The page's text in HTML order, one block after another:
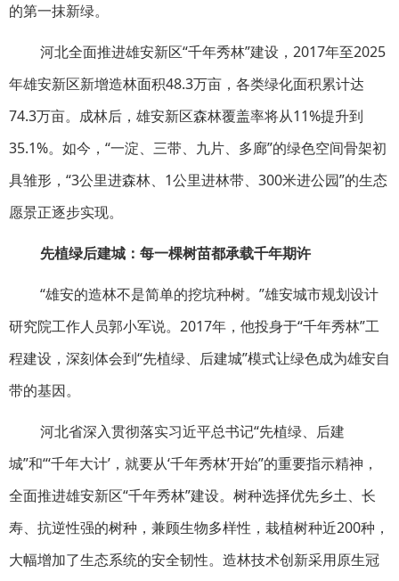
的第一抹新绿。
河北全面推进雄安新区“千年秀林”建设，2017年至2025
年雄安新区新增造林面积48.3万亩，各类绿化面积累计达
74.3万亩。成林后，雄安新区森林覆盖率将从11%提升到
35.1%。如今，“一淀、三带、九片、多廊”的绿色空间骨架初
具雏形，“3公里进森林、1公里进林带、300米进公园”的生态
愿景正逐步实现。
先植绿后建城： 每一棵树苗都承载千年期许
“雄安的造林不是简单的挖坑种树。”雄安城市规划设计
研究院工作人员郭小军说。2017年，他投身于“千年秀林”工
程建设，深刻体会到“先植绿、后建城”模式让绿色成为雄安自
带的基因。
河北省深入贯彻落实习近平总书记“先植绿、后建
城”和“‘千年大计’，就要从‘千年秀林’开始”的重要指示精神，
全面推进雄安新区“千年秀林”建设。树种选择优先乡土、长
寿、抗逆性强的树种，兼顾生物多样性，栽植树种近200种，
大幅增加了生态系统的安全韧性。造林技术创新采用原生冠